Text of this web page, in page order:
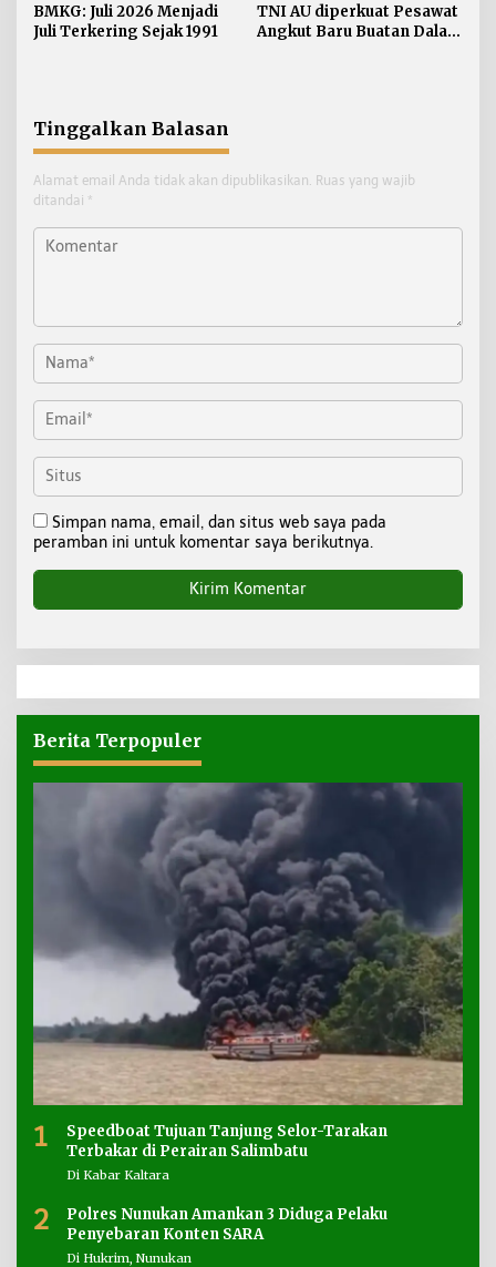
BMKG: Juli 2026 Menjadi
Juli Terkering Sejak 1991
TNI AU diperkuat Pesawat
Angkut Baru Buatan Dalam
Tinggalkan Balasan
Alamat email Anda tidak akan dipublikasikan. Ruas yang wajib
ditandai *
Simpan nama, email, dan situs web saya pada
peramban ini untuk komentar saya berikutnya.
Berita Terpopuler
1
Speedboat Tujuan Tanjung Selor-Tarakan
Terbakar di Perairan Salimbatu
Di Kabar Kaltara
2
Polres Nunukan Amankan 3 Diduga Pelaku
Penyebaran Konten SARA
Di Hukrim, Nunukan